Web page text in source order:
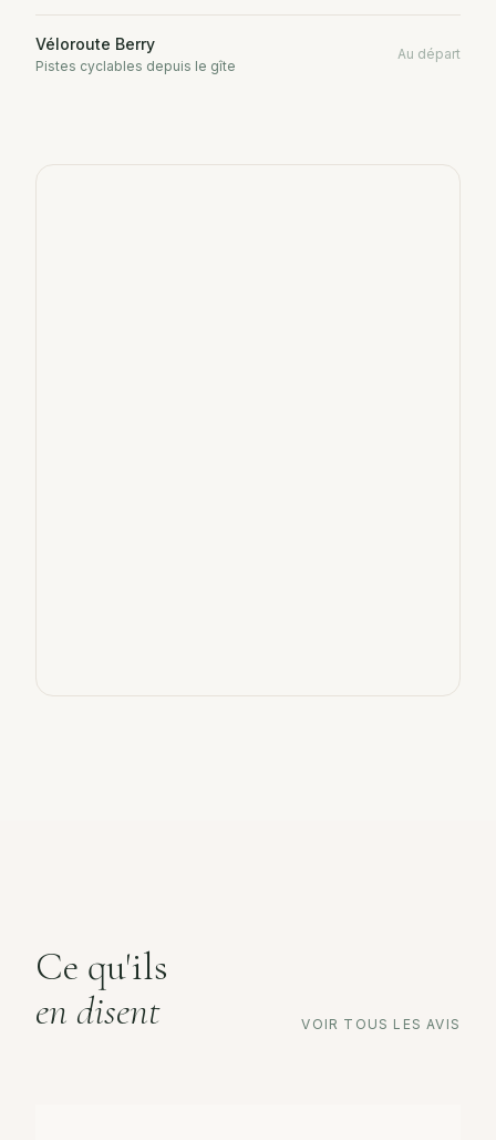
Véloroute Berry
Pistes cyclables depuis le gîte
Au départ
Ce qu'ils
en disent
VOIR TOUS LES AVIS